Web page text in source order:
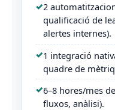
2
qualificació de
alertes internes).
1 integració
quadre de
6–8 hores/mes
fluxos, anàlisi).